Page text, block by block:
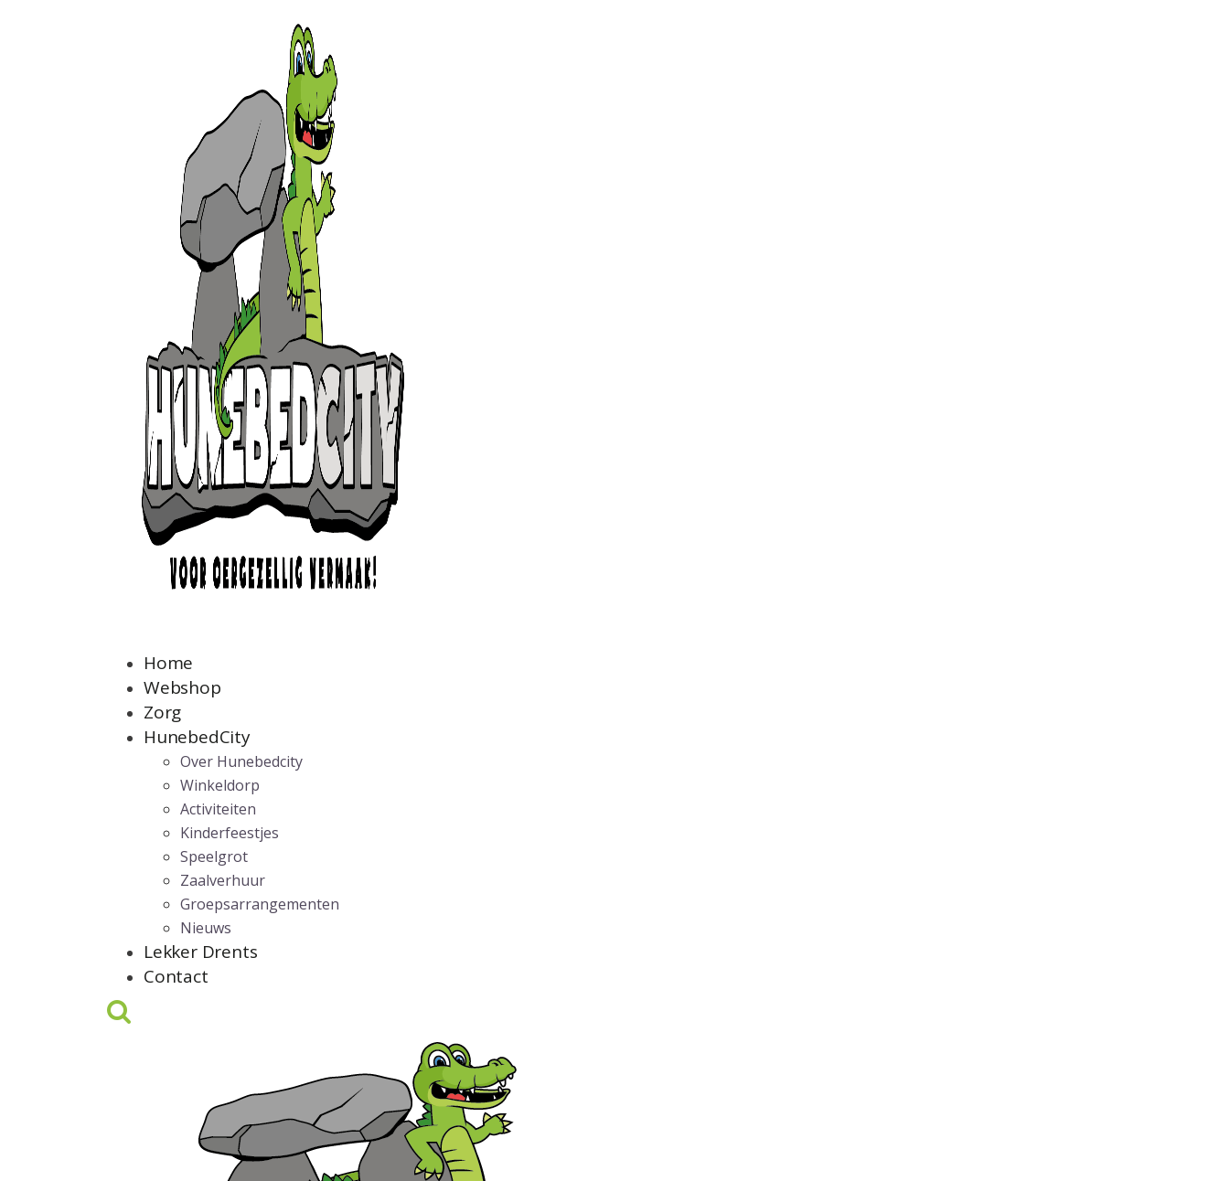
Home
Webshop
Zorg
HunebedCity
Over Hunebedcity
Winkeldorp
Activiteiten
Kinderfeestjes
Speelgrot
Zaalverhuur
Groepsarrangementen
Nieuws
Lekker Drents
Contact